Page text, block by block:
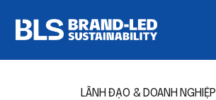
LÃNH ĐẠO & DOANH NGHIỆP